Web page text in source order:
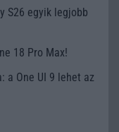
S26 egyik legjobb
18 Pro Max!
a One UI 9 lehet az